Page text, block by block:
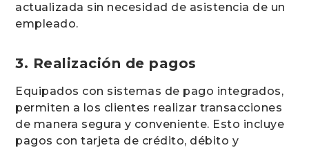
actualizada sin necesidad de asistencia de un
empleado.
3. Realización de pagos
Equipados con sistemas de pago integrados,
permiten a los clientes realizar transacciones
de manera segura y conveniente. Esto incluye
pagos con tarjeta de crédito, débito y